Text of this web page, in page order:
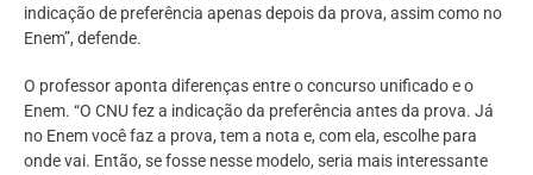
indicação de preferência apenas depois da prova, assim como no
Enem”, defende.
O professor aponta diferenças entre o concurso unificado e o
Enem. “O CNU fez a indicação da preferência antes da prova. Já
no Enem você faz a prova, tem a nota e, com ela, escolhe para
onde vai. Então, se fosse nesse modelo, seria mais interessante